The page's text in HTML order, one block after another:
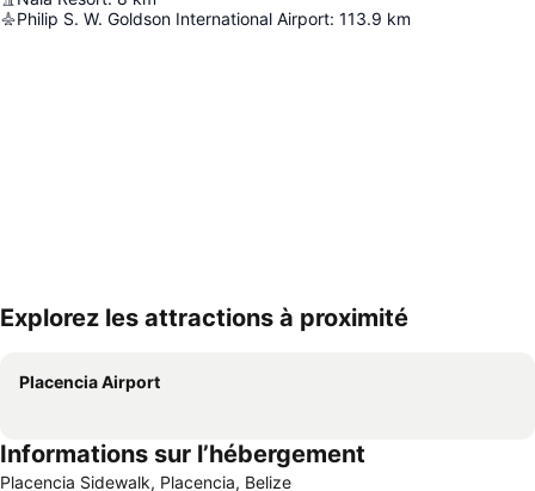
Philip S. W. Goldson International Airport: 113.9 km
Explorez les attractions à proximité
Placencia Airport
Informations sur l’hébergement
Placencia Sidewalk, Placencia, Belize